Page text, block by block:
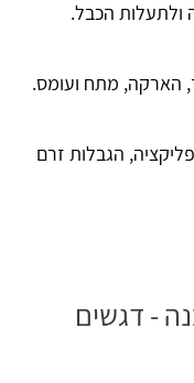
הכבל.
הארקה, מתח ועומס.
הגבלות זרם
- דגשים